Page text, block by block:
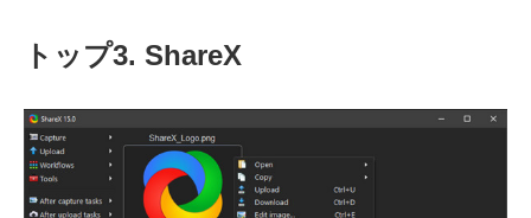
トップ3. ShareX